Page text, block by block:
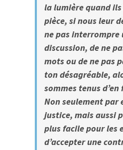
la lumière quand
pièce, si nous leur
ne pas interrompre
discussion, de ne
mots ou de ne pas
ton désagréable,
sommes tenus
Non seulement par
justice, mais aussi
plus facile pour les
d’accepter une